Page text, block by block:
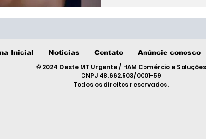
Inicial Notícias Contato Anúncie conosco
© 2024 Oeste MT Urgente / HAM Comércio e Soluções
CNPJ 48.662.503/0001-59
Todos os direitos reservados.